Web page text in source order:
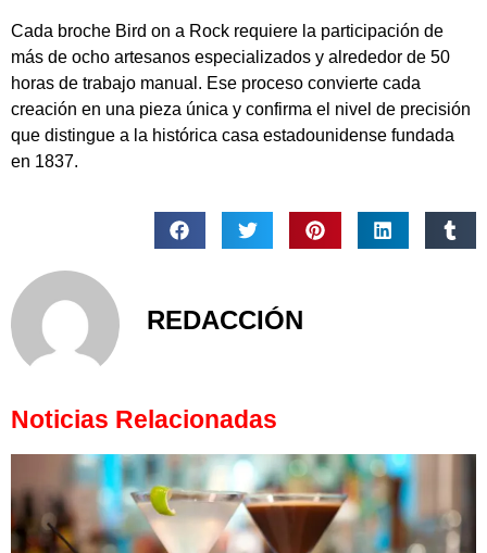
Cada broche Bird on a Rock requiere la participación de
más de ocho artesanos especializados y alrededor de 50
horas de trabajo manual. Ese proceso convierte cada
creación en una pieza única y confirma el nivel de precisión
que distingue a la histórica casa estadounidense fundada
en 1837.
REDACCIÓN
Noticias Relacionadas